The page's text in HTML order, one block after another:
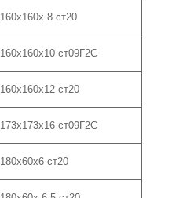
160х160х 8 ст20
160х160х10 ст09Г2С
160х160х12 ст20
173х173х16 ст09Г2С
180х60х6 ст20